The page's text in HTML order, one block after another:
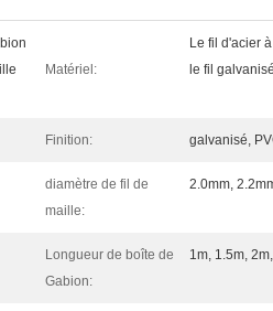
Matériel:
Le fil d'acier
le fil
Finition: galvanisé,
diamètre de fil de
maille:
2.0mm,
Longueur de boîte de
Gabion:
1m, 1.5m,